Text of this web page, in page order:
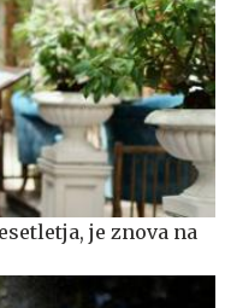
je znova na